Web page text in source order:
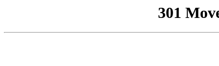
301